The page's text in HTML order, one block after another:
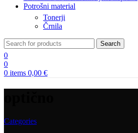
Potrošni material
Tonerji
Črnila
Search
0
0
0 items 0,00 €
Categories